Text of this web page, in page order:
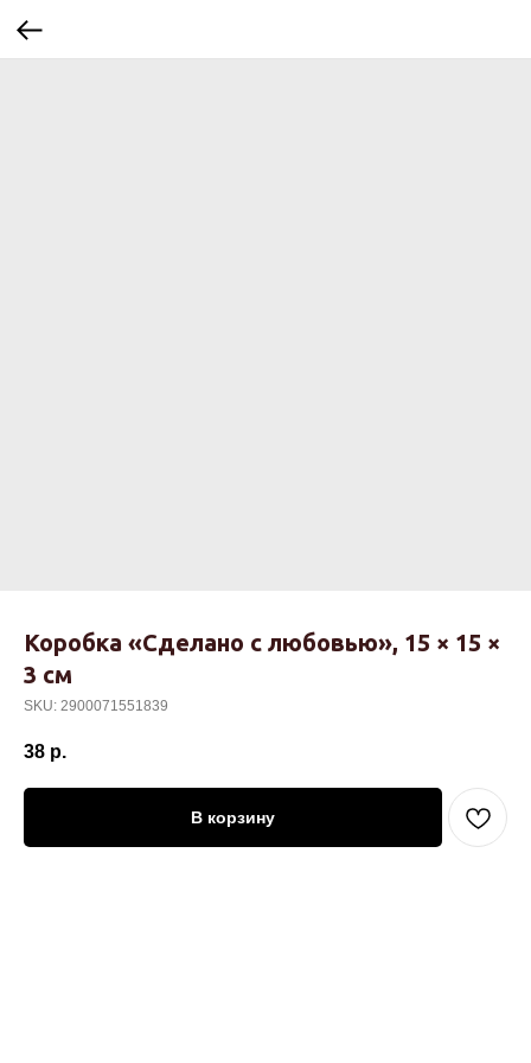
Коробка «Сделано с любовью», 15 × 15 ×
3 см
SKU: 2900071551839
38 р.
В корзину